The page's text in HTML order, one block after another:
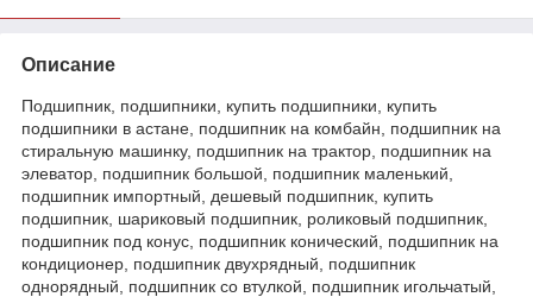
Описание
Подшипник, подшипники, купить подшипники, купить
подшипники в астане, подшипник на комбайн, подшипник на
стиральную машинку, подшипник на трактор, подшипник на
элеватор, подшипник большой, подшипник маленький,
подшипник импортный, дешевый подшипник, купить
подшипник, шариковый подшипник, роликовый подшипник,
подшипник под конус, подшипник конический, подшипник на
кондиционер, подшипник двухрядный, подшипник
однорядный, подшипник со втулкой, подшипник игольчатый,